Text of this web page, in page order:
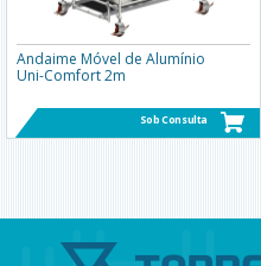
Andaime Móvel de Alumínio
Uni-Comfort 2m
Sob Consulta